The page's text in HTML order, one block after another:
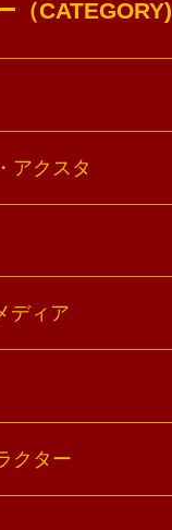
（CATEGORY)
アクスタ
ディア
クター